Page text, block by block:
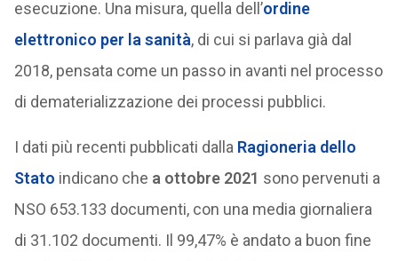
esecuzione. Una misura, quella dell’ordine
elettronico per la sanità, di cui si parlava già dal
2018, pensata come un passo in avanti nel processo
di dematerializzazione dei processi pubblici.
I dati più recenti pubblicati dalla Ragioneria dello
Stato indicano che a ottobre 2021 sono pervenuti a
NSO 653.133 documenti, con una media giornaliera
di 31.102 documenti. Il 99,47% è andato a buon fine